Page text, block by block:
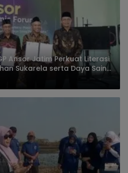
Ansor Jatim Perkuat Literasi
Sukarela serta Daya Saing